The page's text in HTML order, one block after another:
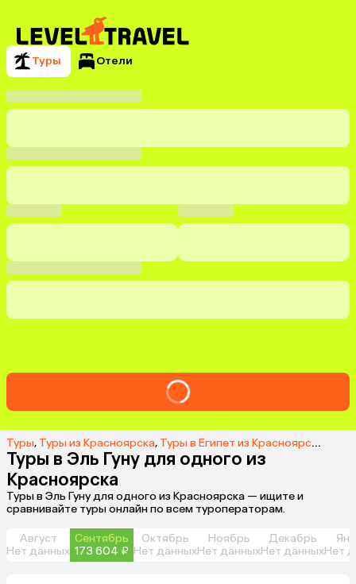
Туры Отели
Туры, Туры из Красноярска, Туры в Египет из Красноярска
Туры в Эль Гуну для одного из
Красноярска
Туры в Эль Гуну для одного из Красноярска — ищите и
сравнивайте туры онлайн по всем туроператорам.
Август
Нет данных
Сентябрь
173 604 ₽
Октябрь
Нет данных
Ноябрь
Нет данных
Декабрь
Нет данныхНет